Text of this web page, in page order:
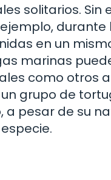
solitarios. Sin
en un
marinas
como otros
grupo de
a pesar de su